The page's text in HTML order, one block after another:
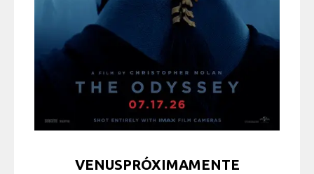
VENUSPRÓXIMAMENTE